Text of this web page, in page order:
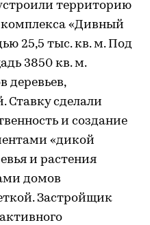
территорию
«Дивный
25,5 тыс. кв. м. Под
3850 кв. м.
деревьев,
Ставку сделали
и создание
«дикой
и растения
домов
Застройщик